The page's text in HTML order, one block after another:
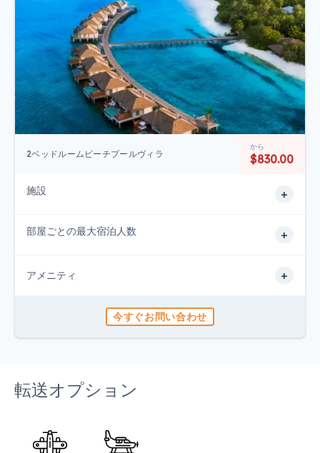
2ベッドルームビーチプールヴィラ
から
$830.00
施設 +
部屋ごとの最大宿泊人数 +
アメニティ +
今すぐお問い合わせ
転送オプション